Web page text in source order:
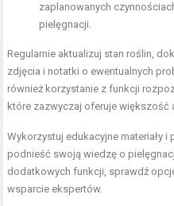
zaplanowanych
pielęgnacji.
Regularnie aktualizuj stan roślin,
zdjęcia i notatki o ewentualnych
również korzystanie z funkcji
które zazwyczaj oferuje większość
Wykorzystuj edukacyjne materiały
podnieść swoją wiedzę o
dodatkowych funkcji, sprawdź
wsparcie ekspertów.